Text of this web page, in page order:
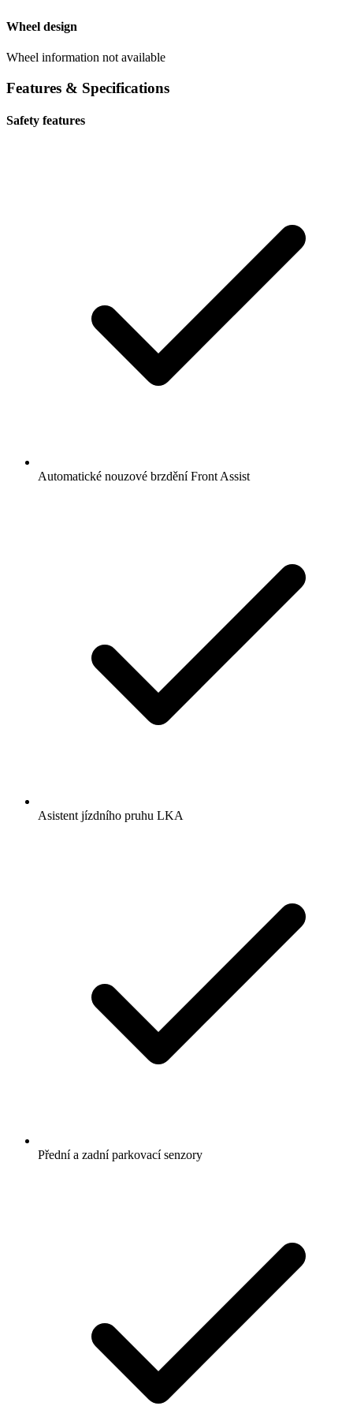
Wheel design
Wheel information not available
Features & Specifications
Safety features
Automatické nouzové brzdění Front Assist
Asistent jízdního pruhu LKA
Přední a zadní parkovací senzory